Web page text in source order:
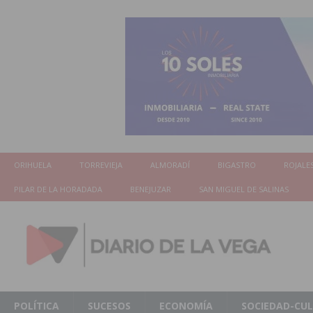
ORIHUELA TORREVIEJA ALMORADÍ BIGASTRO
PILAR DE LA HORADADA BENEJUZAR SAN MIGUEL DE SALINAS
POLÍTICA SUCESOS ECONOMÍA SOCIEDAD-